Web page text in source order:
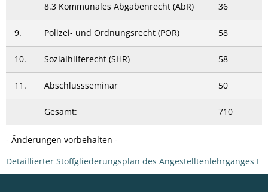
8.3 Kommunales Abgabenrecht (AbR)
36
9. Polizei- und Ordnungsrecht (POR) 58
10. Sozialhilferecht (SHR) 58
11. Abschlussseminar 50
Gesamt: 710
- Änderungen vorbehalten -
Detaillierter Stoffgliederungsplan des Angestelltenlehrganges I